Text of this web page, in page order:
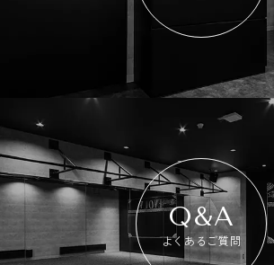
Q&A
よくあるご質問